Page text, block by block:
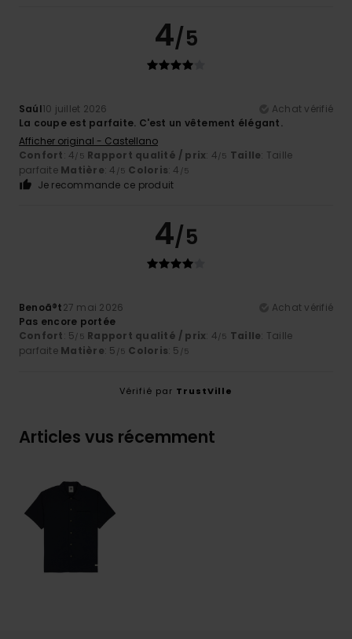
4/5
Saúl10 juillet 2026
Achat vérifié
La coupe est parfaite. C'est un vêtement élégant.
Afficher original - Castellano
Confort: 4/5 Rapport qualité / prix: 4/5 Taille: Taille
parfaite Matière: 4 /5 Coloris: 4 /5
Je recommande ce produit
4/5
Benoã®t27 mai 2026
Achat vérifié
Pas encore portée
Confort: 5/5 Rapport qualité / prix: 4/5 Taille: Taille
parfaite Matière: 5 /5 Coloris: 5 /5
Vérifié par TrustVille
Articles vus récemment